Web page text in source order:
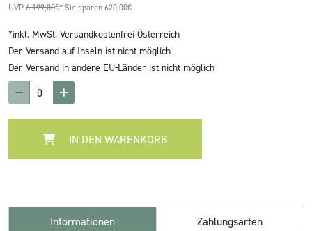
UVP 6.199,00€* Sie sparen 620,00€
*inkl. MwSt, Versandkostenfrei Österreich
Der Versand auf Inseln ist nicht möglich
Der Versand in andere EU-Länder ist nicht möglich
IN DEN WARENKORB
Informationen
Zahlungsarten